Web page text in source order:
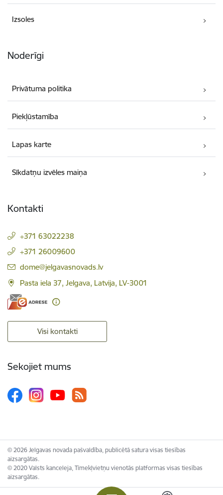
Izsoles
Noderīgi
Privātuma politika
Piekļūstamība
Lapas karte
Sīkdatņu izvēles maiņa
Kontakti
+371 63022238
+371 26009600
E-pasts:
dome@jelgavasnovads.lv
Pasta iela 37, Jelgava, Latvija, LV-3001
Visi kontakti
Sekojiet mums
© 2026 Jelgavas novada pašvaldība, publicētā satura visas tiesības
aizsargātas.
© 2020 Valsts kanceleja, Tīmekļvietņu vienotās platformas visas tiesības
aizsargātas.